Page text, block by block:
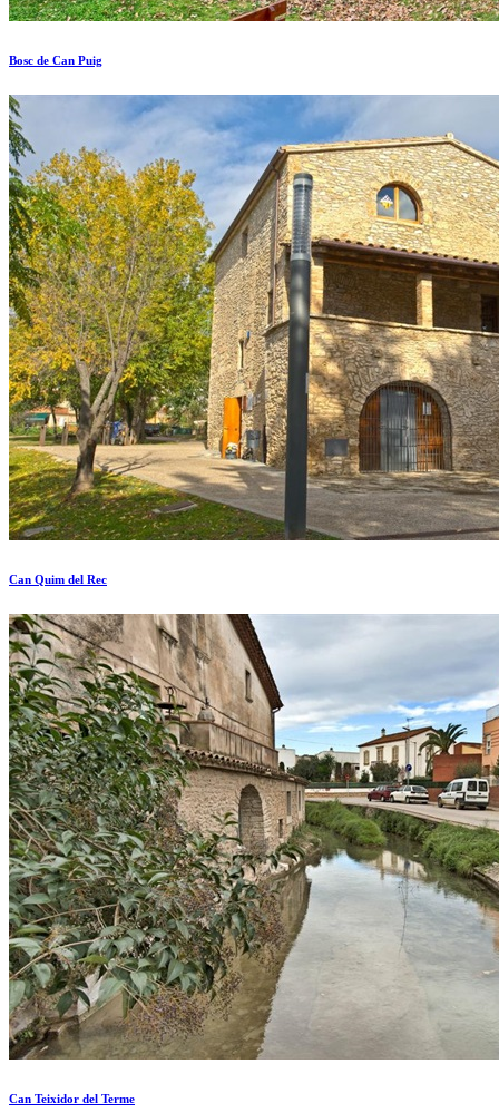
Bosc de Can Puig
Can Quim del Rec
Can Teixidor del Terme